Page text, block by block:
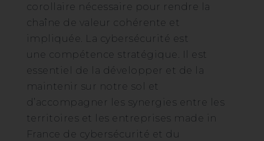
corollaire nécessaire pour rendre la
chaîne de valeur cohérente et
impliquée. La cybersécurité est
une compétence stratégique. Il est
essentiel de la développer et de la
maintenir sur notre sol et
d’accompagner les synergies entre les
territoires et les entreprises made in
France de cybersécurité et du